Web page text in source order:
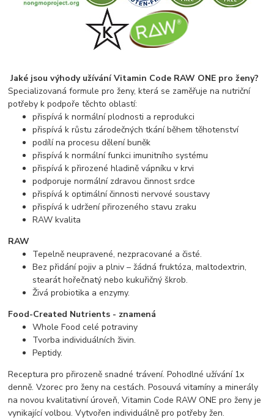
Jaké jsou výhody užívání Vitamin Code RAW ONE pro ženy?
Specializovaná formule pro ženy, která se zaměřuje na nutriční
potřeby k podpoře těchto oblastí:
přispívá k normální plodnosti a reprodukci
přispívá k růstu zárodečných tkání během těhotenství
podílí na procesu dělení buněk
přispívá k normální funkci imunitního systému
přispívá k přirozené hladině vápníku v krvi
podporuje normální zdravou činnost srdce
přispívá k optimální činnosti nervové soustavy
přispívá k udržení přirozeného stavu zraku
RAW kvalita
RAW
Tepelně neupravené, nezpracované a čisté.
Bez přidání pojiv a plniv – žádná fruktóza, maltodextrin,
stearát hořečnatý nebo kukuřičný škrob.
Živá probiotika a enzymy.
Food-Created Nutrients - znamená
Whole Food celé potraviny
Tvorba individuálních živin.
Peptidy.
Receptura pro přirozeně snadné trávení. Pohodlné užívání 1x
denně. Vzorec pro ženy na cestách. Posouvá vitamíny a minerály
na novou kvalitativní úroveň, Vitamin Code RAW ONE pro ženy je
vynikající volbou. Vytvořen individuálně pro potřeby žen.